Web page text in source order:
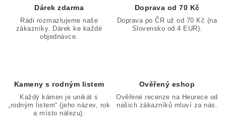
Dárek zdarma
Rádi rozmazlujeme naše
zákazníky. Dárek ke každé
objednávce.
Doprava od 70 Kč
Doprava po ČR už od 70 Kč (na
Slovensko od 4 EUR).
Kameny s rodným listem
Každý kámen je unikát s
„rodným listem“ (jeho název, rok
a místo nálezu).
Ověřený eshop
Ověřené recenze na Heurece od
našich zákazníků mluví za nás.